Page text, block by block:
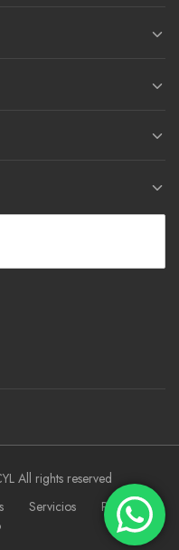
All rights reserved
Servicios
Proyectos